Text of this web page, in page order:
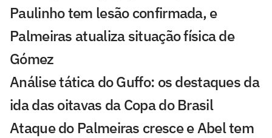
Paulinho tem lesão confirmada, e
Palmeiras atualiza situação física de
Gómez
Análise tática do Guffo: os destaques da
ida das oitavas da Copa do Brasil
Ataque do Palmeiras cresce e Abel tem